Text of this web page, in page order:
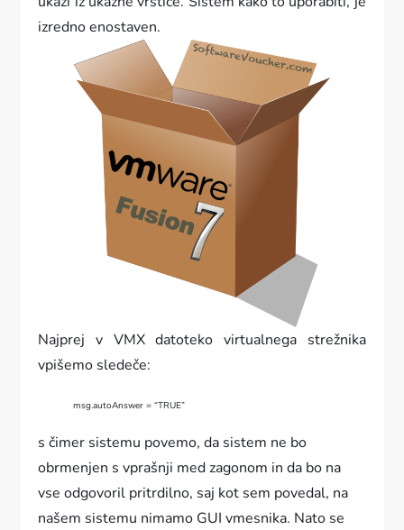
izredno enostaven.
Najprej v VMX datoteko virtualnega strežnika
vpišemo sledeče:
msg.autoAnswer = “TRUE”
s čimer sistemu povemo, da sistem ne bo
obrmenjen s vprašnji med zagonom in da bo na
vse odgovoril pritrdilno, saj kot sem povedal, na
našem sistemu nimamo GUI vmesnika. Nato se